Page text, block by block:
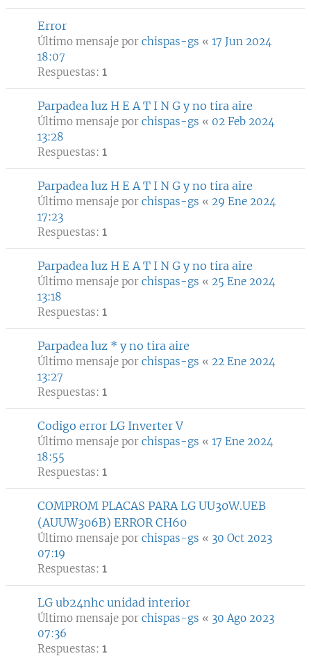
Error
Último mensaje por chispas-gs « 17 Jun 2024
18:07
Respuestas: 1
Parpadea luz H E A T I N G y no tira aire
Último mensaje por chispas-gs « 02 Feb 2024
13:28
Respuestas: 1
Parpadea luz H E A T I N G y no tira aire
Último mensaje por chispas-gs « 29 Ene 2024
17:23
Respuestas: 1
Parpadea luz H E A T I N G y no tira aire
Último mensaje por chispas-gs « 25 Ene 2024
13:18
Respuestas: 1
Parpadea luz * y no tira aire
Último mensaje por chispas-gs « 22 Ene 2024
13:27
Respuestas: 1
Codigo error LG Inverter V
Último mensaje por chispas-gs « 17 Ene 2024
18:55
Respuestas: 1
COMPROM PLACAS PARA LG UU30W.UEB
(AUUW306B) ERROR CH60
Último mensaje por chispas-gs « 30 Oct 2023
07:19
Respuestas: 1
LG ub24nhc unidad interior
Último mensaje por chispas-gs « 30 Ago 2023
07:36
Respuestas: 1